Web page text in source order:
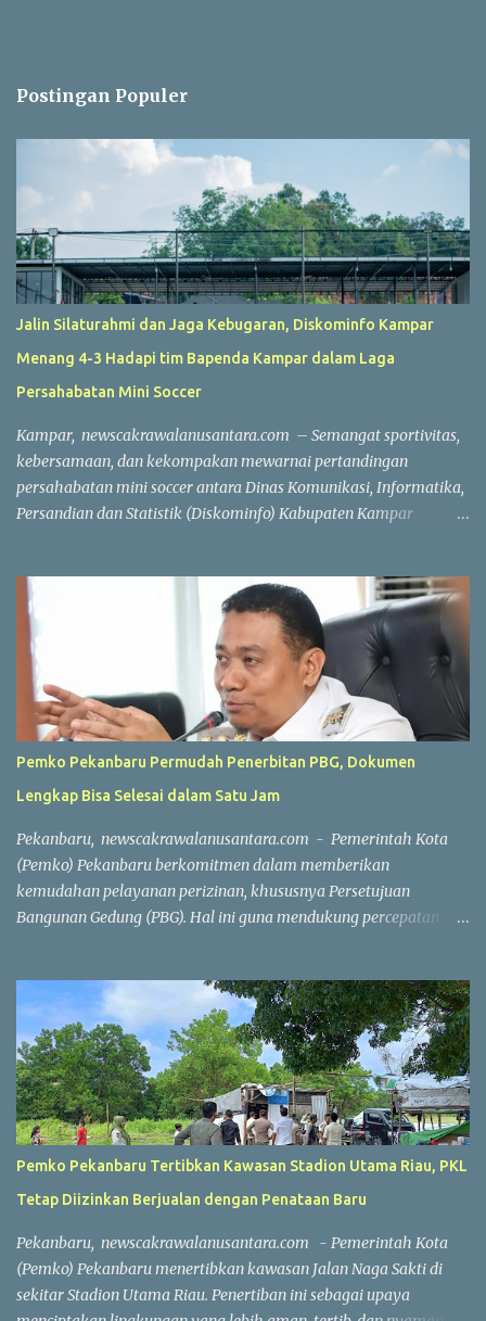
Postingan Populer
Jalin Silaturahmi dan Jaga Kebugaran, Diskominfo Kampar
Menang 4-3 Hadapi tim Bapenda Kampar dalam Laga
Persahabatan Mini Soccer
Kampar, newscakrawalanusantara.com – Semangat sportivitas,
kebersamaan, dan kekompakan mewarnai pertandingan
persahabatan mini soccer antara Dinas Komunikasi, Informatika,
Persandian dan Statistik (Diskominfo) Kabupaten Kampar
Soccer, Batu Belah, Kecamatan Kampar, Kamis (23/7/2026),
menjadi ajang mempererat silaturahmi sekaligus menjaga
kebugaran jasmani bagi Aparatur Sipil Negara (ASN) dan PPPK di
lingkungan Pemerintah Kabupaten Kampar. Sejak peluit awal
dibunyikan yang dipimpin wasit Profesional Salis tersebut, kedua
tim langsung menampilkan permainan atraktif. Saling
gemilang dari para penjaga gawang membuat pertandingan
berlangsung seru dan menghibur. Meski bertajuk laga
kompetitif dengan menjunjung tinggi nilai sportivitas,
pertandingan berlangsun...
Pemko Pekanbaru Permudah Penerbitan PBG, Dokumen
Lengkap Bisa Selesai dalam Satu Jam
Pekanbaru, newscakrawalanusantara.com - Pemerintah Kota
(Pemko) Pekanbaru berkomitmen dalam memberikan
kemudahan pelayanan perizinan, khususnya Persetujuan
Bangunan Gedung (PBG). Hal ini guna mendukung percepatan
penerbitan PBG dilakukan secara daring saat ini. Penerbitan PBG
dapat diselesaikan dengan sangat cepat apabila seluruh
persyaratan telah dipenuhi. "Hari ini, jika seluruh persyaratan
sudah lengkap, penerbitan PBG bisa selesai dalam waktu sekitar
satu jam. Seluruh prosesnya sudah berbasis sistem online,"
ujarnya. Percepatan layanan tersebut tidak hanya berlaku untuk
Tetapi, layanan ini juga berlaku untuk bangunan berskala besar
dan kompleks. Sebagai contoh, penerbitan PBG untuk
Damai yang berhasil diselesaikan dalam waktu sekitar dua jam
56 meni...
Pemko Pekanbaru Tertibkan Kawasan Stadion Utama Riau, PKL
Tetap Diizinkan Berjualan dengan Penataan Baru
Pekanbaru, newscakrawalanusantara.com - Pemerintah Kota
(Pemko) Pekanbaru menertibkan kawasan Jalan Naga Sakti di
sekitar Stadion Utama Riau. Penertiban ini sebagai upaya